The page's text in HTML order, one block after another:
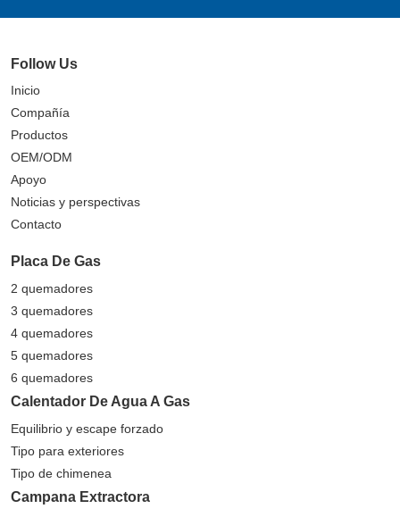
Follow Us
Inicio
Compañía
Productos
OEM/ODM
Apoyo
Noticias y perspectivas
Contacto
Placa De Gas
2 quemadores
3 quemadores
4 quemadores
5 quemadores
6 quemadores
Calentador De Agua A Gas
Equilibrio y escape forzado
Tipo para exteriores
Tipo de chimenea
Campana Extractora